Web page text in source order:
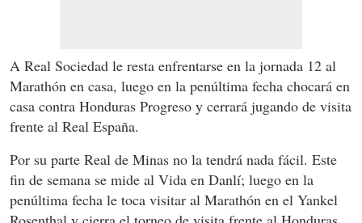
A Real Sociedad le resta enfrentarse en la jornada 12 al
Marathón en casa, luego en la penúltima fecha chocará en
casa contra Honduras Progreso y cerrará jugando de visita
frente al Real España.
Por su parte Real de Minas no la tendrá nada fácil. Este
fin de semana se mide al Vida en Danlí; luego en la
penúltima fecha le toca visitar al Marathón en el Yankel